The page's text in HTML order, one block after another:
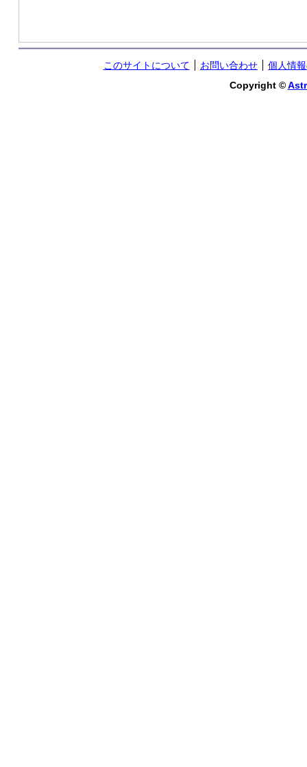
このサイトについて お問い合わせ
個人情
Copyright ©